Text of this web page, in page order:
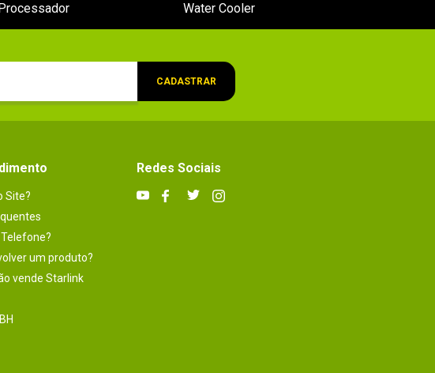
Water Cooler
CADASTRAR
Site?
um produto?
vende Starlink
Redes Sociais